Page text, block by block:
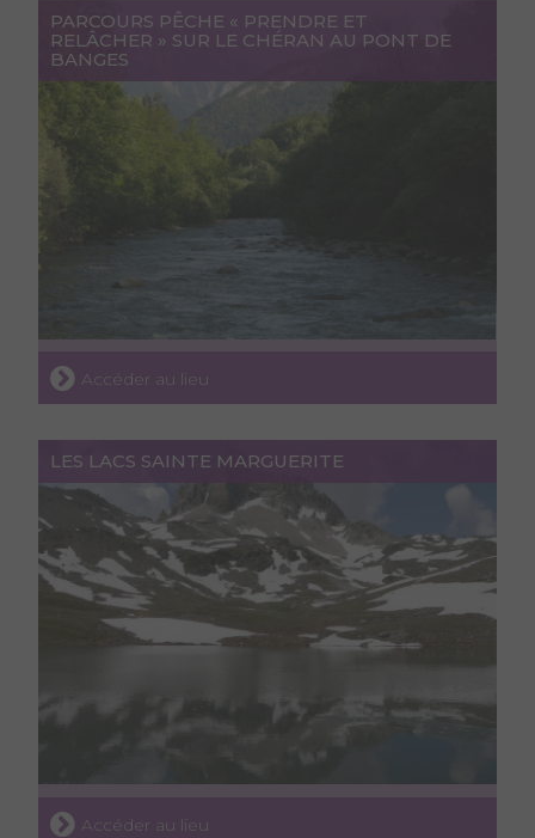
PARCOURS PÊCHE « PRENDRE ET
RELÂCHER » SUR LE CHÉRAN AU PONT DE
BANGES
Accéder au lieu
LES LACS SAINTE MARGUERITE
Accéder au lieu